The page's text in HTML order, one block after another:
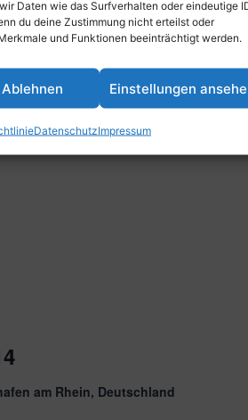
Daten wie das Surfverhalten oder eindeutige
du deine Zustimmung nicht erteilst oder
und Funktionen beeinträchtigt werden.
Ablehnen Einstellungen
DatenschutzImpressum
am Rhein, Deutschland